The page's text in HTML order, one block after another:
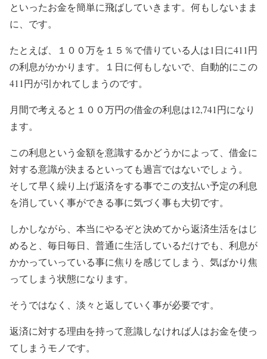
といったお金を簡単に飛ばしていきます。何もしないまま
に、です。
たとえば、１００万を１５％で借りている人は1日に411円
の利息がかかります。１日に何もしないで、自動的にこの
411円が引かれてしまうのです。
月間で考えると１００万円の借金の利息は12,741円になり
ます。
この利息という金額を意識するかどうかによって、借金に
対する意識が決まるといっても過言ではないでしょう。
そして早く繰り上げ返済をする事でこの支払い予定の利息
を消していく事ができる事に気づく事も大切です。
しかしながら、本当にやるぞと決めてから返済生活をはじ
めると、毎日毎日、普通に生活しているだけでも、利息が
かかっていっている事に焦りを感じてしまう、気ばかり焦
ってしまう状態になります。
そうではなく、淡々と返していく事が必要です。
返済に対する理由を持って意識しなければ人はお金を使っ
てしまうモノです。